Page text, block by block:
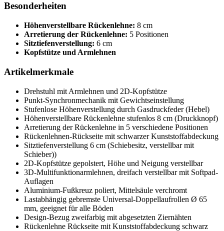
Besonderheiten
Höhenverstellbare Rückenlehne: 8 cm
Arretierung der Rückenlehne: 5 Positionen
Sitztiefenverstellung: 6 cm
Kopfstütze und Armlehnen
Artikelmerkmale
Drehstuhl mit Armlehnen und 2D-Kopfstütze
Punkt-Synchronmechanik mit Gewichtseinstellung
Stufenlose Höhenverstellung durch Gasdruckfeder (Hebel)
Höhenverstellbare Rückenlehne stufenlos 8 cm (Druckknopf)
Arretierung der Rückenlehne in 5 verschiedene Positionen
Rückenlehnen-Rückseite mit schwarzer Kunststoffabdeckung
Sitztiefenverstellung 6 cm (Schiebesitz, verstellbar mit
Schieber))
2D-Kopfstütze gepolstert, Höhe und Neigung verstellbar
3D-Multifunktionarmlehnen, dreifach verstellbar mit Softpad-
Auflagen
Aluminium-Fußkreuz poliert, Mittelsäule verchromt
Lastabhängig gebremste Universal-Doppellaufrollen Ø 65
mm, geeignet für alle Böden
Design-Bezug zweifarbig mit abgesetzten Ziernähten
Rückenlehne Rückseite mit Kunststoffabdeckung schwarz